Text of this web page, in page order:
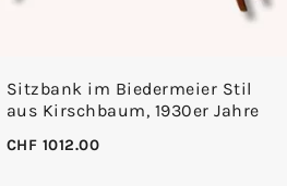
Sitzbank im Biedermeier Stil
aus Kirschbaum, 1930er Jahre
CHF 1012.00